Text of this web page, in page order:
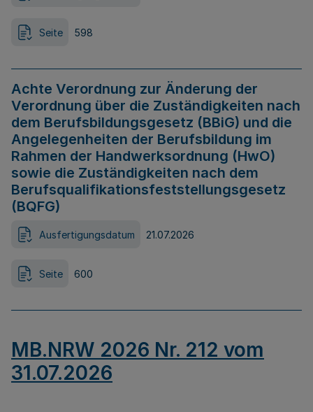
Seite 598
Achte Verordnung zur Änderung der
Verordnung über die Zuständigkeiten nach
dem Berufsbildungsgesetz (BBiG) und die
Angelegenheiten der Berufsbildung im
Rahmen der Handwerksordnung (HwO)
sowie die Zuständigkeiten nach dem
Berufsqualifikationsfeststellungsgesetz
(BQFG)
Ausfertigungsdatum 21.07.2026
Seite 600
MB.NRW 2026 Nr. 212 vom
31.07.2026